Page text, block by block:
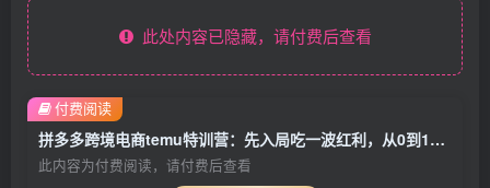
此处内容已隐藏，请付费后查看
拼多多跨境电商temu特训营：先入局吃一波红利，从0到1打造爆款，快速变现
此内容为付费阅读，请付费后查看
付费阅读